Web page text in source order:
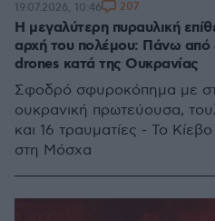
Η μεγαλύτερη πυραυλική
αρχή του πολέμου: Πάνω από
drones κατά της Ουκρανίας
Σφοδρό σφυροκόπημα με
ουκρανική πρωτεύουσα,
και 16 τραυματίες - Το
στη Μόσχα
19.07.2026, 10:46 207